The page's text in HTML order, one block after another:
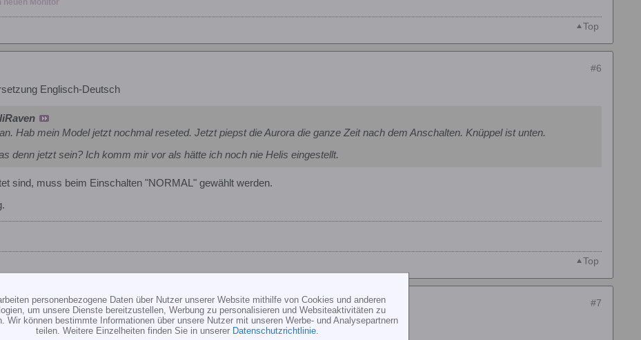
Top
#6
Englisch-Deutsch
Hab mein Model jetzt nochmal reseted. Jetzt piepst die Aurora die ganze Zeit nach dem Anschalten. Knüppel ist unten.
denn jetzt sein? Ich komm mir vor als hätte ich noch nie Helis eingestellt.
sind, muss beim Einschalten "NORMAL" gewählt werden.
Top
#7
Englisch-Deutsch
personenbezogene Daten über Nutzer unserer Website mithilfe von Cookies und anderen
um unsere Dienste bereitzustellen, Werbung zu personalisieren und Websiteaktivitäten zu
Wir können bestimmte Informationen über unsere Nutzer mit unseren Werbe- und Analysepartnern
teilen. Weitere Einzelheiten finden Sie in unserer Datenschutzrichtlinie